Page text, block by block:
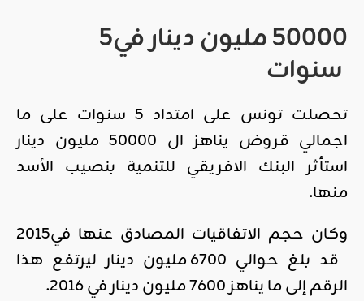
50000مليون دينار في5
سنوات
تحصلت تونس على امتداد 5 سنوات على ما
اجمالي قروض يناهز ال 50000 مليون دينار
استأثر البنك الافريقي للتنمية بنصيب الأسد
منها.
وكان حجم الاتفاقيات المصادق عنها في2015
قد بلغ حوالي 6700 مليون دينار ليرتفع هذا
الرقم إلى ما يناهز 7600 مليون دينار في 2016.